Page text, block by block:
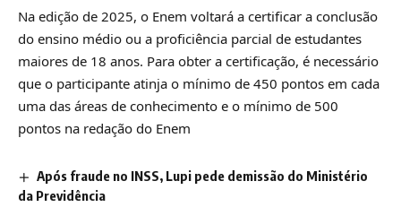
Na edição de 2025, o Enem voltará a certificar a conclusão
do ensino médio ou a proficiência parcial de estudantes
maiores de 18 anos. Para obter a certificação, é necessário
que o participante atinja o mínimo de 450 pontos em cada
uma das áreas de conhecimento e o mínimo de 500
pontos na redação do Enem
Após fraude no INSS, Lupi pede demissão do Ministério
da Previdência